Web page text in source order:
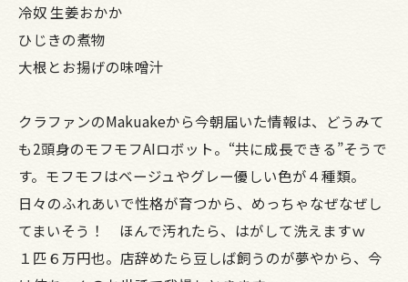
冷奴 生姜おかか
ひじきの煮物
大根とお揚げの味噌汁
クラファンのMakuakeから今朝届いた情報は、どうみて
も2頭身のモフモフAIロボット。“共に成長できる”そうで
す。モフモフはベージュやグレー優しい色が４種類。
日々のふれあいで性格が育つから、めっちゃなぜなぜし
てまいそう！ ほんで汚れたら、はがして洗えますｗ
１匹６万円也。店辞めたら豆しば飼うのが夢やから、今